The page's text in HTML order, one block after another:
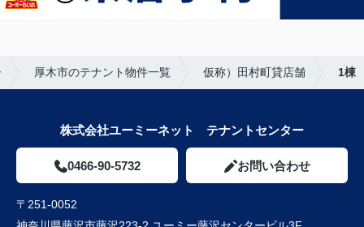
厚木市のテナント物件一覧 仮称）田村町貸店舗 1棟
株式会社ユーミーネット テナントセンター
0466-90-5732 お問い合わせ
〒251-0052